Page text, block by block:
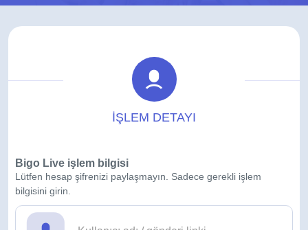
İŞLEM DETAYI
Bigo Live işlem bilgisi
Lütfen hesap şifrenizi paylaşmayın. Sadece gerekli işlem
bilgisini girin.